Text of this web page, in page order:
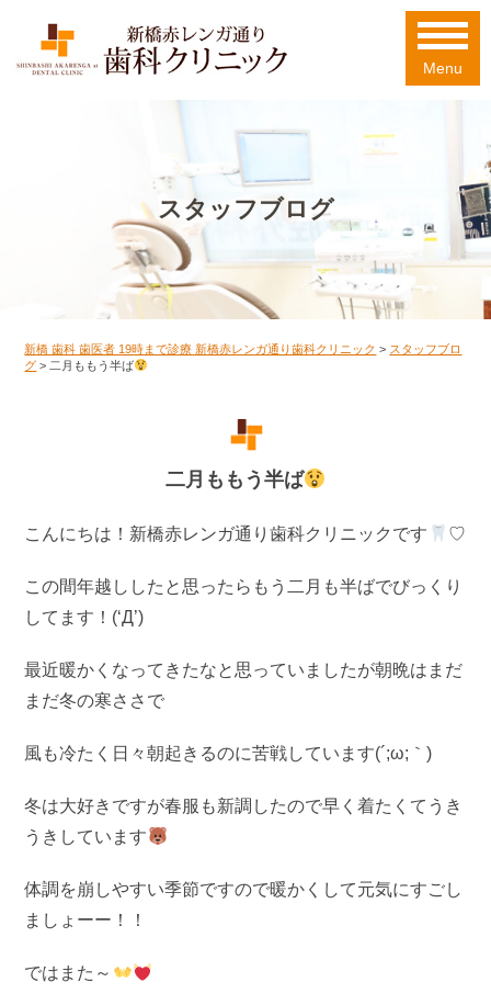
Menu
スタッフブログ
新橋 歯科 歯医者 19時まで診療 新橋赤レンガ通り歯科クリニック > スタッフブロ
グ > 二月ももう半ば
二月ももう半ば
こんにちは！新橋赤レンガ通り歯科クリニックです ♡
この間年越ししたと思ったらもう二月も半ばでびっくり
してます！(‘Д’)
最近暖かくなってきたなと思っていましたが朝晩はまだ
まだ冬の寒ささで
風も冷たく日々朝起きるのに苦戦しています(´;ω;｀)
冬は大好きですが春服も新調したので早く着たくてうき
うきしています
体調を崩しやすい季節ですので暖かくして元気にすごし
ましょーー！！
ではまた～